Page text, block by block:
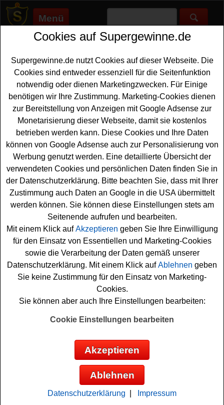
Menü
Supergewinne.de>Gewinnspiele>Sonstige Gewinnspiele
Anzeige:
Anzeige:
Quarki Gewinnspiel - Fahrrad
gewinnen
Ein kostenloses Quarki Gewinnspiel anlässlich des
Kinostarts von Woodwalkers 2 für alle Gewinner, die gern
ein hochwertigesFahrrad gewinnenmöchten. Verlost
wird ein schickes Diamant 885 - und mit etwas Glück
können Sie dieses tolle Fahrrad gewinnen. Falls Sie bei
dem Quarki Gewinnspiel kostenlos mitmachen möchten,
müssen Sie kurz das kleine Formular ausfüllen und
können sich damit schon Ihre Chance sichern. Viel Glück
bei der Teilnahme!
Quarki verlost ein tolles Fahrrad
Anzeige:
Cookies auf Supergewinne.de
Supergewinne.de nutzt Cookies auf dieser Webseite. Die
Cookies sind entweder essenziell für die Seitenfunktion
notwendig oder dienen Marketingzwecken. Für Einige
benötigen wir Ihre Zustimmung. Marketing-Cookies dienen
zur Bereitstellung von Anzeigen mit Google Adsense zur
Monetarisierung dieser Webseite, damit sie kostenlos
betrieben werden kann. Diese Cookies und Ihre Daten
können von Google Adsense auch zur Personalisierung von
Werbung genutzt werden. Eine detaillierte Übersicht der
verwendeten Cookies und persönlichen Daten finden Sie in
der Datenschutzerklärung. Bitte beachten Sie, dass mit Ihrer
Zustimmung auch Daten an Google in die USA übermittelt
werden können. Sie können diese Einstellungen stets am
Seitenende aufrufen und bearbeiten.
Mit einem Klick aufAkzeptieren geben Sie Ihre Einwilligung
für den Einsatz von Essentiellen und Marketing-Cookies
sowie die Verarbeitung der Daten gemäß unserer
Datenschutzerklärung. Mit einem Klick aufAblehnen geben
Sie keine Zustimmung für den Einsatz von Marketing-
Cookies.
Sie können aber auch Ihre Einstellungen bearbeiten:
Cookie Einstellungen bearbeiten
Akzeptieren
Ablehnen
Datenschutzerklärung Impressum